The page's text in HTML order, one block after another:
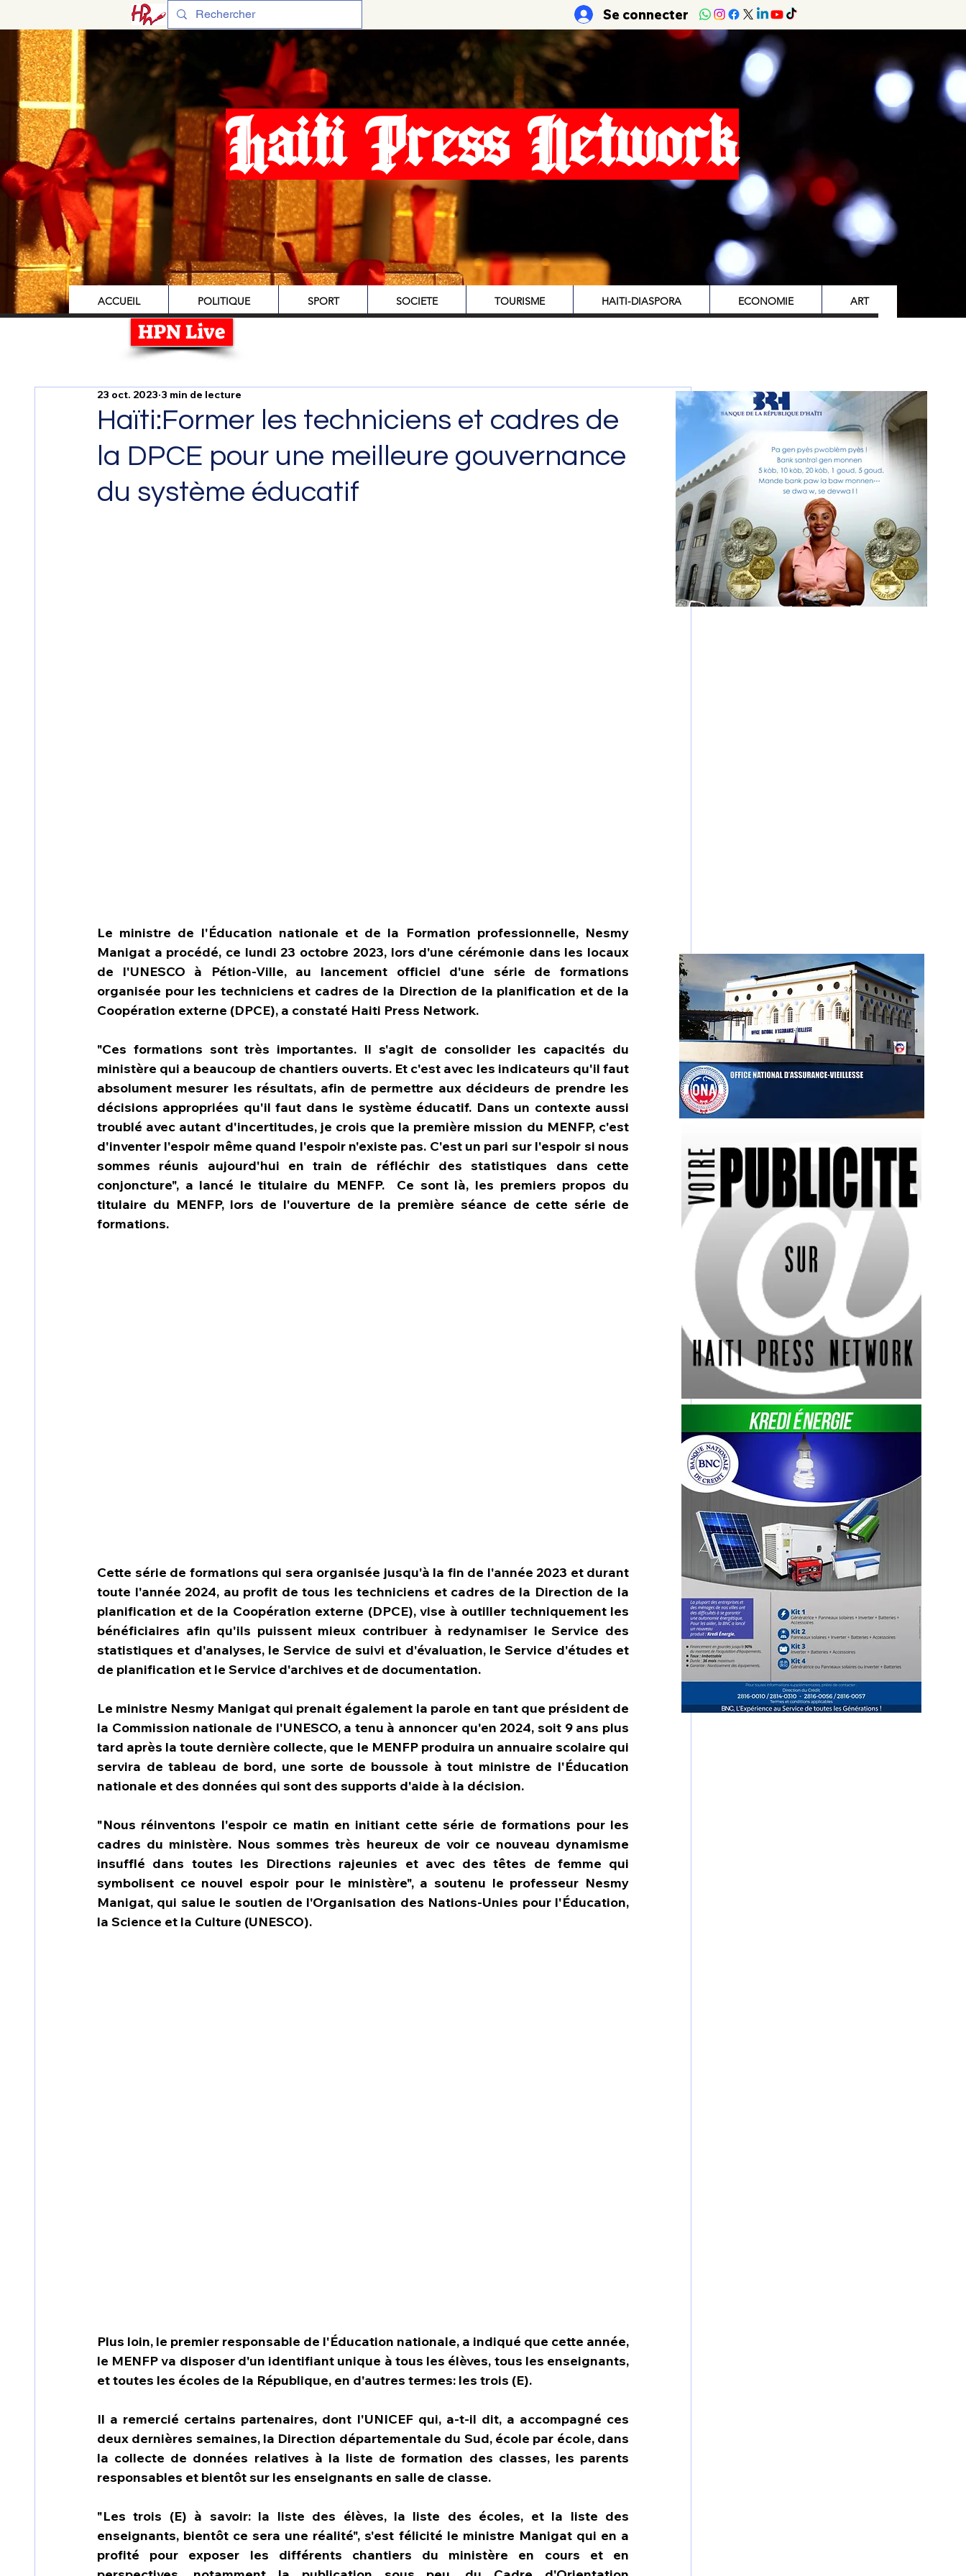
Se connecter
Haiti Press Network
ACCUEIL POLITIQUE SPORT SOCIETE TOURISME HAITI-DIASPORA ECONOMIE ART
HPN Live
Haïti:Former les techniciens et cadres de
la DPCE pour une meilleure gouvernance
du système éducatif
23 oct. 2023 3 min de lecture
Le ministre de l'Éducation nationale et de la Formation professionnelle, Nesmy
Manigat a procédé, ce lundi 23 octobre 2023, lors d'une cérémonie dans les locaux
de l'UNESCO à Pétion-Ville, au lancement officiel d'une série de formations
organisée pour les techniciens et cadres de la Direction de la planification et de la
Coopération externe (DPCE), a constaté Haiti Press Network.
"Ces formations sont très importantes. Il s'agit de consolider les capacités du
ministère qui a beaucoup de chantiers ouverts. Et c'est avec les indicateurs qu'il faut
absolument mesurer les résultats, afin de permettre aux décideurs de prendre les
décisions appropriées qu'il faut dans le système éducatif. Dans un contexte aussi
troublé avec autant d'incertitudes, je crois que la première mission du MENFP, c'est
d'inventer l'espoir même quand l'espoir n'existe pas. C'est un pari sur l'espoir si nous
sommes réunis aujourd'hui en train de réfléchir des statistiques dans cette
conjoncture", a lancé le titulaire du MENFP.  Ce sont là, les premiers propos du
titulaire du MENFP, lors de l'ouverture de la première séance de cette série de
formations.
Cette série de formations qui sera organisée jusqu'à la fin de l'année 2023 et durant
toute l'année 2024, au profit de tous les techniciens et cadres de la Direction de la
planification et de la Coopération externe (DPCE), vise à outiller techniquement les
bénéficiaires afin qu'ils puissent mieux contribuer à redynamiser le Service des
statistiques et d'analyses, le Service de suivi et d'évaluation, le Service d'études et
de planification et le Service d'archives et de documentation.
Le ministre Nesmy Manigat qui prenait également la parole en tant que président de
la Commission nationale de l'UNESCO, a tenu à annoncer qu'en 2024, soit 9 ans plus
tard après la toute dernière collecte, que le MENFP produira un annuaire scolaire qui
servira de tableau de bord, une sorte de boussole à tout ministre de l'Éducation
nationale et des données qui sont des supports d'aide à la décision.
"Nous réinventons l'espoir ce matin en initiant cette série de formations pour les
cadres du ministère. Nous sommes très heureux de voir ce nouveau dynamisme
insufflé dans toutes les Directions rajeunies et avec des têtes de femme qui
symbolisent ce nouvel espoir pour le ministère", a soutenu le professeur Nesmy
Manigat, qui salue le soutien de l'Organisation des Nations-Unies pour l'Éducation,
la Science et la Culture (UNESCO).
Plus loin, le premier responsable de l'Éducation nationale, a indiqué que cette année,
le MENFP va disposer d'un identifiant unique à tous les élèves, tous les enseignants,
et toutes les écoles de la République, en d'autres termes: les trois (E).
Il a remercié certains partenaires, dont l'UNICEF qui, a-t-il dit, a accompagné ces
deux dernières semaines, la Direction départementale du Sud, école par école, dans
la collecte de données relatives à la liste de formation des classes, les parents
responsables et bientôt sur les enseignants en salle de classe.
"Les trois (E) à savoir: la liste des élèves, la liste des écoles, et la liste des
enseignants, bientôt ce sera une réalité", s'est félicité le ministre Manigat qui en a
profité pour exposer les différents chantiers du ministère en cours et en